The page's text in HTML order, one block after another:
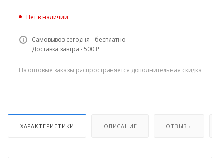
Нет в наличии
Самовывоз сегодня - бесплатно
Доставка завтра - 500 ₽
На оптовые заказы распространяется дополнительная скидка
ХАРАКТЕРИСТИКИ ОПИСАНИЕ ОТЗЫВЫ